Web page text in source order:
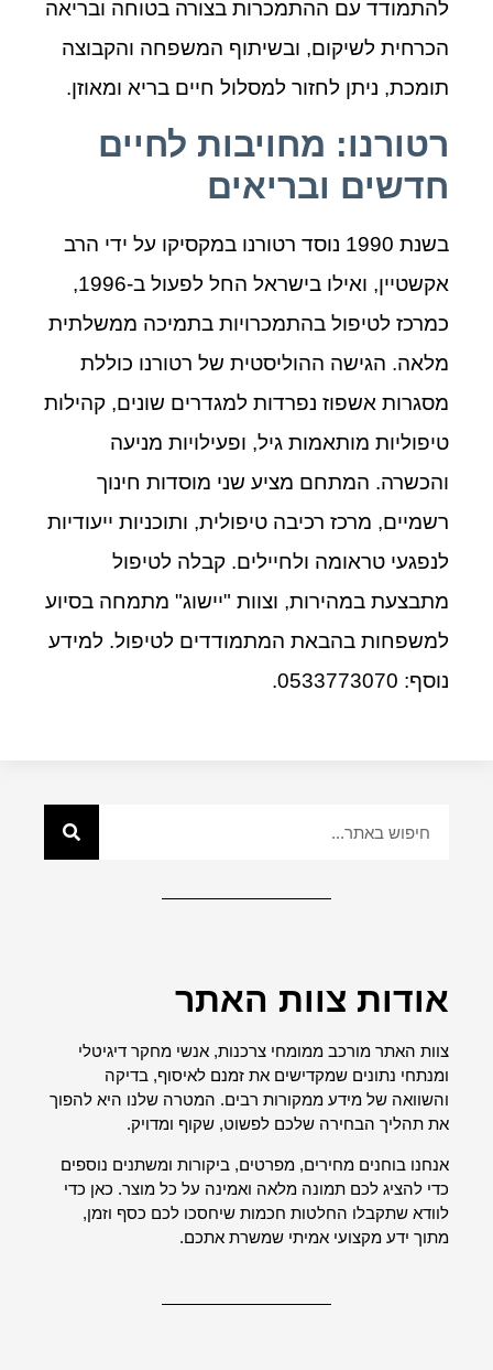
להתמודד עם ההתמכרות בצורה בטוחה ובריאה
הכרחית לשיקום, ובשיתוף המשפחה והקבוצה
תומכת, ניתן לחזור למסלול חיים בריא ומאוזן.
רטורנו: מחויבות לחיים
חדשים ובריאים
בשנת 1990 נוסד רטורנו במקסיקו על ידי הרב
אקשטיין, ואילו בישראל החל לפעול ב-1996,
כמרכז לטיפול בהתמכרויות בתמיכה ממשלתית
מלאה. הגישה ההוליסטית של רטורנו כוללת
מסגרות אשפוז נפרדות למגדרים שונים, קהילות
טיפוליות מותאמות גיל, ופעילויות מניעה
והכשרה. המתחם מציע שני מוסדות חינוך
רשמיים, מרכז רכיבה טיפולית, ותוכניות ייעודיות
לנפגעי טראומה ולחיילים. קבלה לטיפול
מתבצעת במהירות, וצוות "יישוג" מתמחה בסיוע
למשפחות בהבאת המתמודדים לטיפול. למידע
נוסף: 0533773070.
אודות צוות האתר
צוות האתר מורכב ממומחי צרכנות, אנשי מחקר דיגיטלי
ומנתחי נתונים שמקדישים את זמנם לאיסוף, בדיקה
והשוואה של מידע ממקורות רבים. המטרה שלנו היא להפוך
את תהליך הבחירה שלכם לפשוט, שקוף ומדויק.
אנחנו בוחנים מחירים, מפרטים, ביקורות ומשתנים נוספים
כדי להציג לכם תמונה מלאה ואמינה על כל מוצר. כאן כדי
לוודא שתקבלו החלטות חכמות שיחסכו לכם כסף וזמן,
מתוך ידע מקצועי אמיתי שמשרת אתכם.